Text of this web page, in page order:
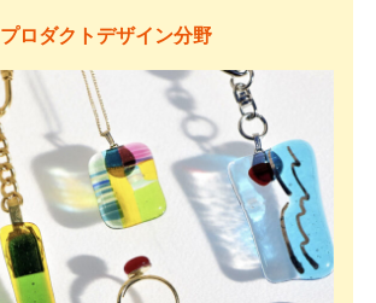
プロダクトデザイン分野